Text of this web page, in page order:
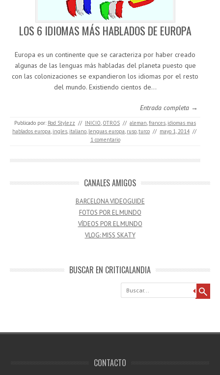
LOS 6 IDIOMAS MÁS HABLADOS DE EUROPA
Europa es un continente que se caracteriza por haber creado
algunas de las lenguas más habladas del planeta puesto que
con las colonizaciones se expandieron los idiomas por el resto
del mundo. Existiendo cientos de…
Entrada completa →
Publicado por: Rod Stylezz // INICIO, OTROS // aleman,frances, idiomas mas
hablados europa, ingles, italiano, lenguas europa, ruso,turco // mayo 1, 2014 //
1 comentario
CANALES AMIGOS
BARCELONA VIDEOGUIDE
FOTOS POR EL MUNDO
VÍDEOS POR EL MUNDO
VLOG: MISS SKATY
BUSCAR EN CRITICALANDIA
Buscar
CONTACTO